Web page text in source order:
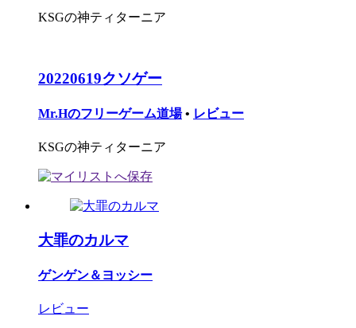
KSGの神ティターニア
20220619クソゲー
Mr.Hのフリーゲーム道場 • レビュー
KSGの神ティターニア
大罪のカルマ
ゲンゲン＆ヨッシー
レビュー